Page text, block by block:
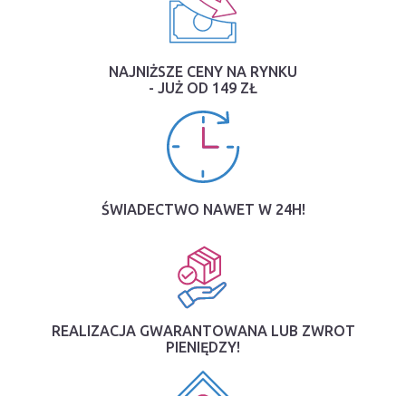
NAJNIŻSZE CENY NA RYNKU
- JUŻ OD 149 ZŁ
ŚWIADECTWO NAWET W 24H!
REALIZACJA GWARANTOWANA LUB ZWROT
PIENIĘDZY!